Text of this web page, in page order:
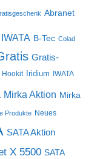
Abranet
B-Tec Colad
Gratis-
Hookit Iridium IWATA
Mirka Aktion Mirka
Produkte Neues
SATA Aktion
X 5500 SATA